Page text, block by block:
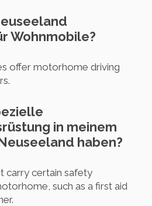
Wohnmobile?
offer motorhome driving
in meinem
haben?
carry certain safety
such as a first aid